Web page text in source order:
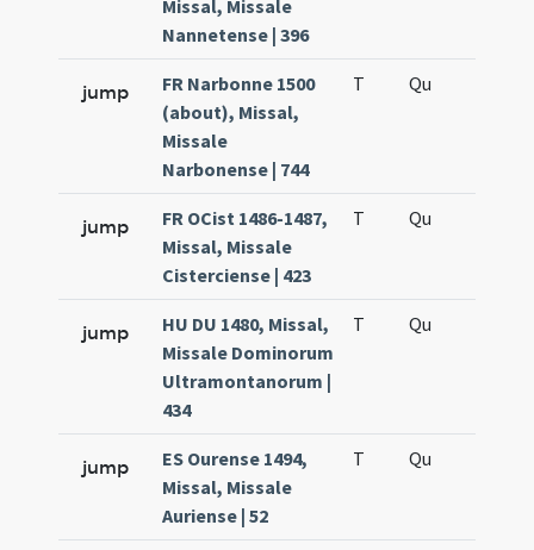
Missal, Missale
Nannetense | 396
jump
FR Narbonne 1500
(about), Missal,
Missale
Narbonense | 744
T Qu
jump
FR OCist 1486-1487,
Missal, Missale
Cisterciense | 423
T Qu
jump
HU DU 1480, Missal,
Missale Dominorum
Ultramontanorum |
434
T Qu
jump
ES Ourense 1494,
Missal, Missale
Auriense | 52
T Qu